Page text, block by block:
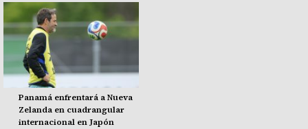
Panamá enfrentará a Nueva
Zelanda en cuadrangular
internacional en Japón